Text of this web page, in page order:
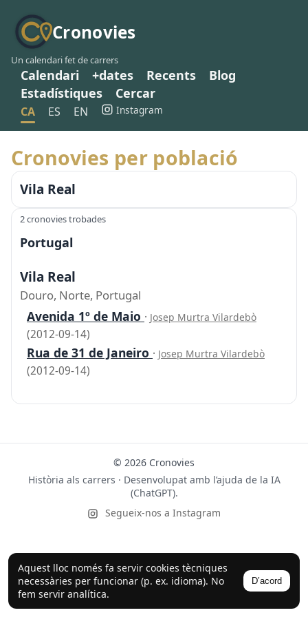
Cronovies
Un calendari fet de carrers
Calendari +dates Recents
Blog
Estadístiques
Cercar
CA ES EN Instagram
Aquest lloc només fa servir cookies tècniques
necessàries per funcionar (p. ex. idioma). No
fem servir analítica.
D’acord
Cronovies per població
Vila Real
2 cronovies trobades
Portugal
Vila Real
Douro, Norte, Portugal
Avenida 1º de Maio · Josep Murtra Vilardebò
(2012-09-14)
Rua de 31 de Janeiro · Josep Murtra Vilardebò
(2012-09-14)
© 2026 Cronovies
Història als carrers · Desenvolupat amb l’ajuda de la IA
(ChatGPT).
Segueix-nos a Instagram